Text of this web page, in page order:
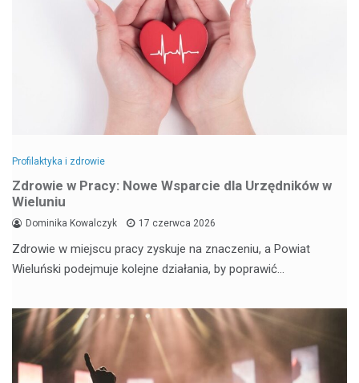
Profilaktyka i zdrowie
Zdrowie w Pracy: Nowe Wsparcie dla Urzędników w
Wieluniu
Dominika Kowalczyk 17 czerwca 2026
Zdrowie w miejscu pracy zyskuje na znaczeniu, a Powiat
Wieluński podejmuje kolejne działania, by poprawić…